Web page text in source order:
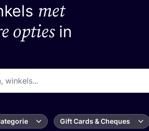
met
optiesin
Gift Cards & Cheques